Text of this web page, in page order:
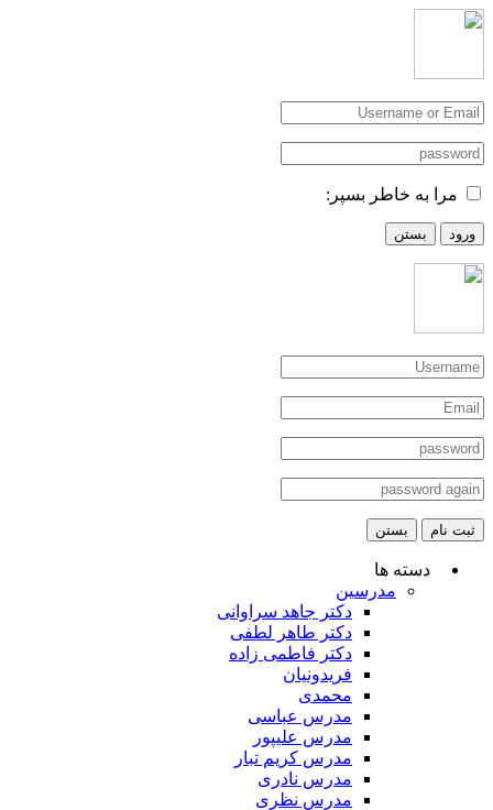
مرا به خاطر بسپر:
ورود بستن
ثبت نام بستن
دسته ها
مدرسین
دکتر جاهد سراوانی
دکتر طاهر لطفی
دکتر فاطمی زاده
فریدونیان
محمدی
مدرس عباسی
مدرس علیپور
مدرس کریم تبار
مدرس نادری
مدرس نظری